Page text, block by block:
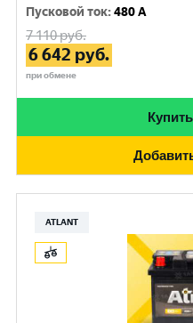
Пусковой ток:480 A
7 110руб.
6 642 руб.
при обмене
ATLANT